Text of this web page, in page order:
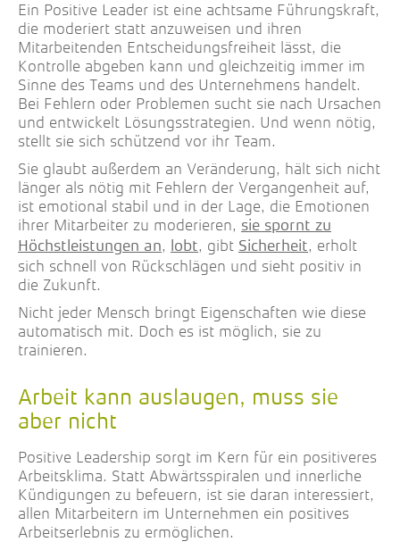
Ein Positive Leader ist eine achtsame Führungskraft,
die moderiert statt anzuweisen und ihren
Mitarbeitenden Entscheidungsfreiheit lässt, die
Kontrolle abgeben kann und gleichzeitig immer im
Sinne des Teams und des Unternehmens handelt.
Bei Fehlern oder Problemen sucht sie nach Ursachen
und entwickelt Lösungsstrategien. Und wenn nötig,
stellt sie sich schützend vor ihr Team.
Sie glaubt außerdem an Veränderung, hält sich nicht
länger als nötig mit Fehlern der Vergangenheit auf,
ist emotional stabil und in der Lage, die Emotionen
ihrer Mitarbeiter zu moderieren, sie spornt zu
Höchstleistungen an, lobt, gibt Sicherheit, erholt
sich schnell von Rückschlägen und sieht positiv in
die Zukunft.
Nicht jeder Mensch bringt Eigenschaften wie diese
automatisch mit. Doch es ist möglich, sie zu
trainieren.
Arbeit kann auslaugen, muss sie
aber nicht
Positive Leadership sorgt im Kern für ein positiveres
Arbeitsklima. Statt Abwärtsspiralen und innerliche
Kündigungen zu befeuern, ist sie daran interessiert,
allen Mitarbeitern im Unternehmen ein positives
Arbeitserlebnis zu ermöglichen.